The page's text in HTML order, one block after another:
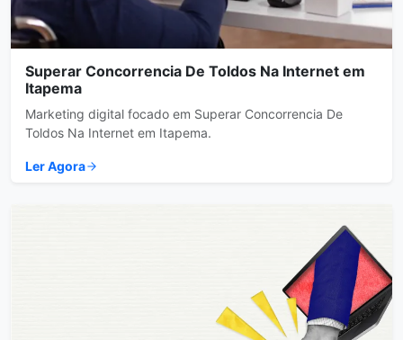
Superar Concorrencia De Toldos Na Internet em
Itapema
Marketing digital focado em Superar Concorrencia De
Toldos Na Internet em Itapema.
Ler Agora